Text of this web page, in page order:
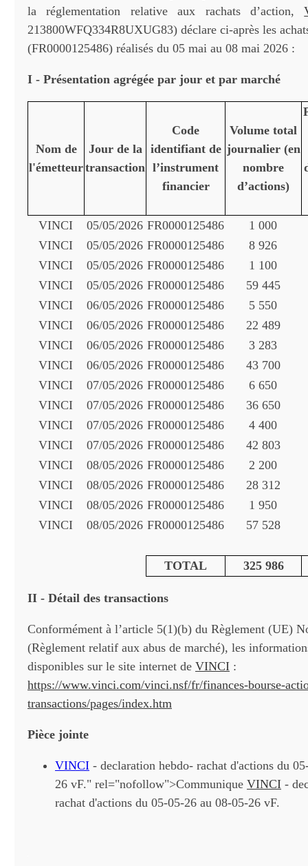
la réglementation relative aux rachats d’action,
213800WFQ334R8UXUG83) déclare ci-après les
(FR0000125486) réalisés du 05 mai au 08 mai 2026 :
I - Présentation agrégée par jour et par marché
Nom de
l'émetteur
Jour de la
transaction
Code
identifiant de
l’instrument
financier
Volume total
journalier (en
nombre
d’actions)
VINCI 05/05/2026 FR0000125486
1 000
VINCI
05/05/2026 FR0000125486
8 926
VINCI
05/05/2026 FR0000125486
1 100
VINCI
05/05/2026 FR0000125486
59 445
VINCI
06/05/2026 FR0000125486
5 550
VINCI
06/05/2026 FR0000125486
22 489
VINCI
06/05/2026 FR0000125486
3 283
VINCI
06/05/2026 FR0000125486
43 700
VINCI
07/05/2026 FR0000125486
6 650
VINCI
07/05/2026 FR0000125486
36 650
VINCI
07/05/2026 FR0000125486
4 400
VINCI
07/05/2026 FR0000125486
42 803
VINCI
08/05/2026 FR0000125486
2 200
VINCI
08/05/2026 FR0000125486
28 312
VINCI
08/05/2026 FR0000125486
1 950
VINCI
08/05/2026 FR0000125486 57 528
TOTAL 325 986
II - Détail des transactions
Conformément à l’article 5(1)(b) du Règlement (UE)
(Règlement relatif aux abus de marché), les
disponibles sur le site internet de VINCI :
https://www.vinci.com/vinci.nsf/fr/finances-bourse-
transactions/pages/index.htm
Pièce jointe
VINCI - declaration hebdo- rachat d'actions du
26 vF." rel="nofollow">Communique VINCI -
rachat d'actions du 05-05-26 au 08-05-26 vF.